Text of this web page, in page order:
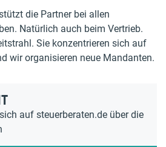
die Partner bei allen
Natürlich auch beim Vertrieb.
Sie konzentrieren sich auf
wir organisieren neue Mandanten.
auf steuerberaten.de über die